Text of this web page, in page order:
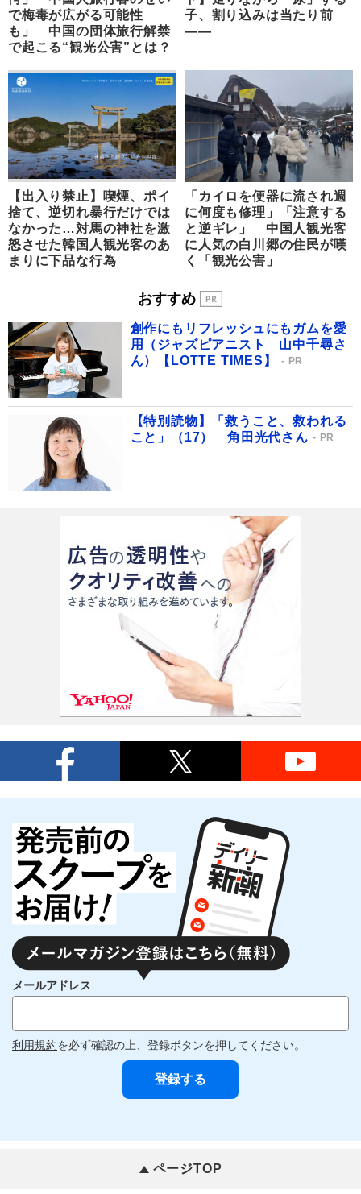
で梅毒が広がる可能性
も」 中国の団体旅行解禁
で起こる“観光公害”とは？
子、割り込みは当たり前
――
【出入り禁止】喫煙、ポイ
捨て、逆切れ暴行だけでは
なかった…対馬の神社を激
怒させた韓国人観光客のあ
まりに下品な行為
「カイロを便器に流され週
に何度も修理」「注意する
と逆ギレ」 中国人観光客
に人気の白川郷の住民が嘆
く「観光公害」
おすすめ
創作にもリフレッシュにもガムを愛
用（ジャズピアニスト 山中千尋さ
ん）【LOTTE TIMES】
PR
【特別読物】「救うこと、救われる
こと」（17） 角田光代さん
PR
メールアドレス
利用規約を必ず確認の上、登録ボタンを押してください。
ページTOP